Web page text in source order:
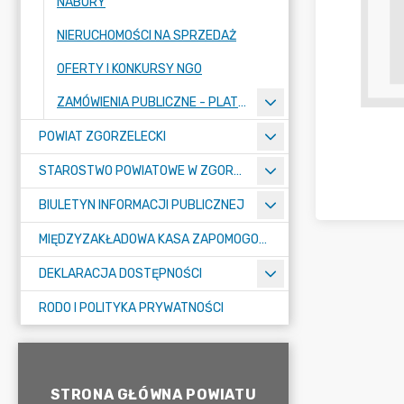
NIERUCHOMOŚCI NA SPRZEDAŻ
OFERTY I KONKURSY NGO
ZAMÓWIENIA PUBLICZNE - PLATFORMA ZAKUPOWA
POWIAT ZGORZELECKI
STAROSTWO POWIATOWE W ZGORZELCU
BIULETYN INFORMACJI PUBLICZNEJ
MIĘDZYZAKŁADOWA KASA ZAPOMOGOWO-POŻYCZKOWA
DEKLARACJA DOSTĘPNOŚCI
RODO I POLITYKA PRYWATNOŚCI
STRONA GŁÓWNA POWIATU